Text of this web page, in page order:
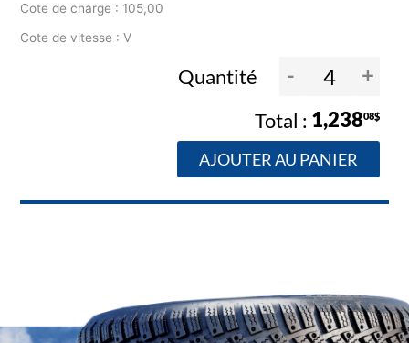
Cote de charge : 105,00
Cote de vitesse : V
Quantité - +
1,23808$
AJOUTER AU PANIER